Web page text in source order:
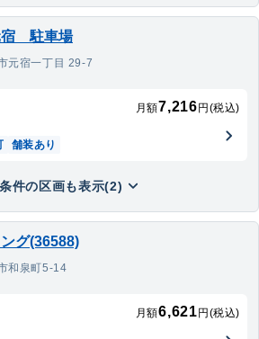
宿 駐車場
元宿一丁目 29-7
月額7,216 円(税込)
舗装あり
件の区画も表示(2)
グ(36588)
和泉町5-14
月額6,621 円(税込)